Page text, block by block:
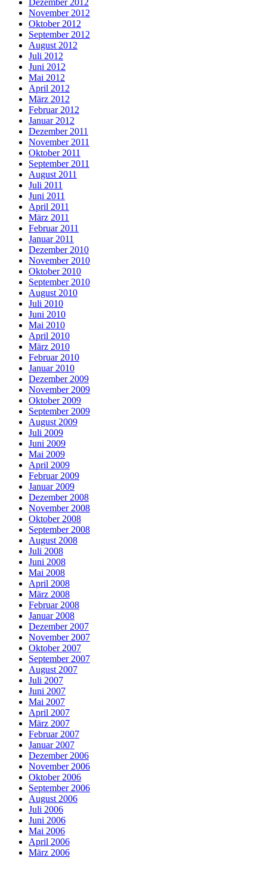
Dezember 2012
November 2012
Oktober 2012
September 2012
August 2012
Juli 2012
Juni 2012
Mai 2012
April 2012
März 2012
Februar 2012
Januar 2012
Dezember 2011
November 2011
Oktober 2011
September 2011
August 2011
Juli 2011
Juni 2011
April 2011
März 2011
Februar 2011
Januar 2011
Dezember 2010
November 2010
Oktober 2010
September 2010
August 2010
Juli 2010
Juni 2010
Mai 2010
April 2010
März 2010
Februar 2010
Januar 2010
Dezember 2009
November 2009
Oktober 2009
September 2009
August 2009
Juli 2009
Juni 2009
Mai 2009
April 2009
Februar 2009
Januar 2009
Dezember 2008
November 2008
Oktober 2008
September 2008
August 2008
Juli 2008
Juni 2008
Mai 2008
April 2008
März 2008
Februar 2008
Januar 2008
Dezember 2007
November 2007
Oktober 2007
September 2007
August 2007
Juli 2007
Juni 2007
Mai 2007
April 2007
März 2007
Februar 2007
Januar 2007
Dezember 2006
November 2006
Oktober 2006
September 2006
August 2006
Juli 2006
Juni 2006
Mai 2006
April 2006
März 2006